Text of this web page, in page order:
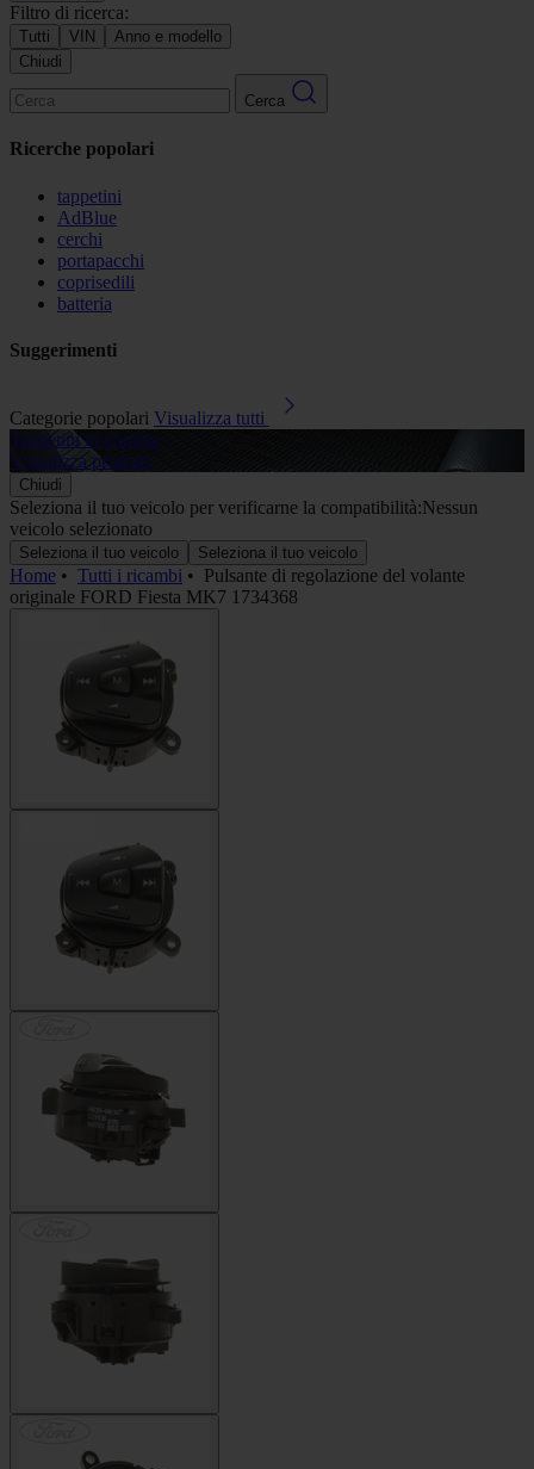
Filtro di ricerca:
Tutti VIN
Anno e modello
Chiudi
Cerca
Ricerche popolari
tappetini
AdBlue
cerchi
portapacchi
coprisedili
batteria
Suggerimenti
Categorie popolari Visualizza tutti
Tappetini in gomma
Visualizza prodotti
Chiudi
Seleziona il tuo veicolo per verificarne la compatibilità:Nessun
veicolo selezionato
Seleziona il tuo veicolo Seleziona il tuo veicolo
Home • Tutti i ricambi • Pulsante di regolazione del volante
originale FORD Fiesta MK7 1734368